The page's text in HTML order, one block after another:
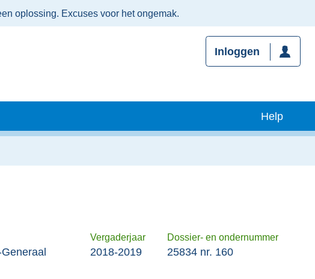
oplossing. Excuses voor het ongemak.
Inloggen
Help
Vergaderjaar Dossier- en ondernummer
2018-2019 25834 nr. 160